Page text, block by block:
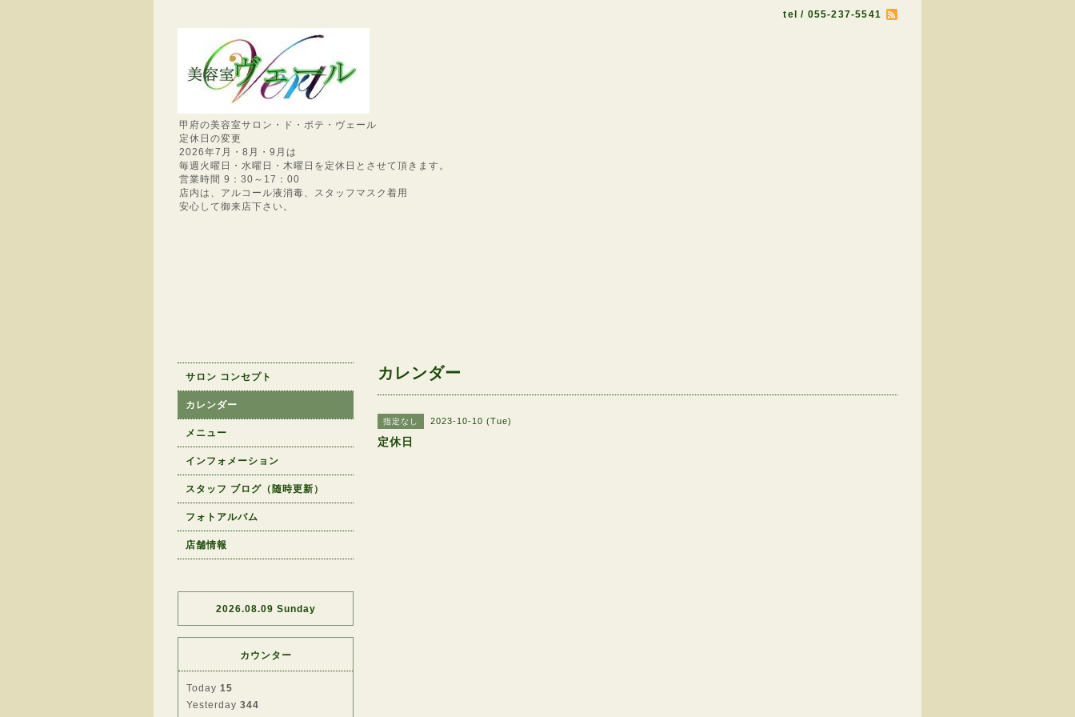
tel / 055-237-5541
甲府の美容室サロン・ド・ボテ・ヴェール
定休日の変更
2026年7月・8月・9月は
毎週火曜日・水曜日・木曜日を定休日とさせて頂きます。
営業時間 9：30～17：00
店内は、アルコール液消毒、スタッフマスク着用
安心して御来店下さい。
カレンダー
指定なし 2023-10-10 (Tue)
定休日
サロン コンセプト
カレンダー
メニュー
インフォメーション
スタッフ ブログ（随時更新）
フォトアルバム
店舗情報
2026.08.09 Sunday
カウンター
Today 15
Yesterday 344